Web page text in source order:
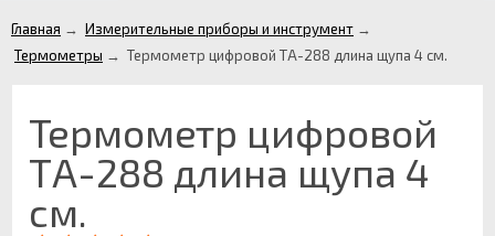
Главная → Измерительные приборы и инструмент →
Термометры → Термометр цифровой ТA-288 длина щупа 4 см.
Термометр цифровой
ТA-288 длина щупа 4
см.